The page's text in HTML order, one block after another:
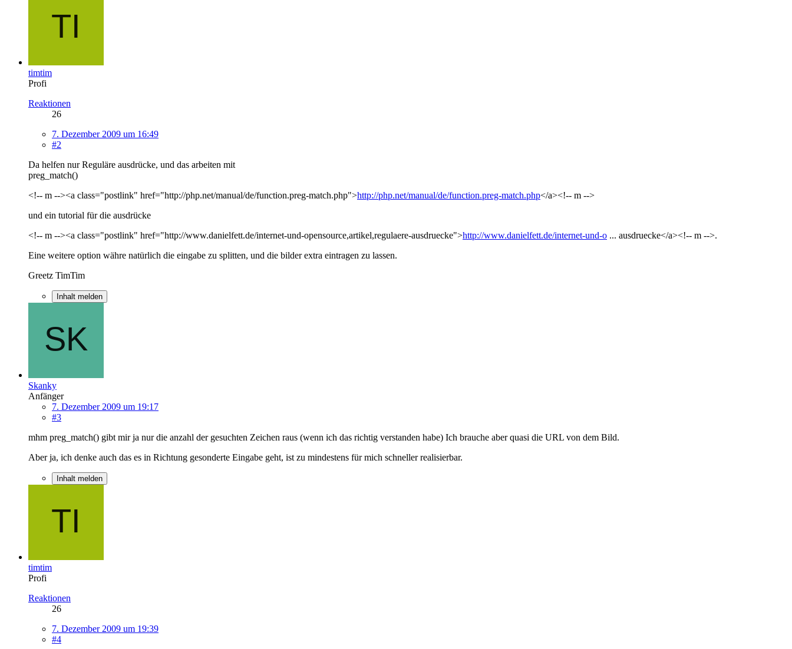
timtim
Profi
Reaktionen
26
7. Dezember 2009 um 16:49
#2
Da helfen nur Reguläre ausdrücke, und das arbeiten mit
preg_match()
<!-- m --><a class="postlink" href="http://php.net/manual/de/function.preg-match.php">http://php.net/manual/de/function.preg-match.php</a><!-- m -->
und ein tutorial für die ausdrücke
<!-- m --><a class="postlink" href="http://www.danielfett.de/internet-und-opensource,artikel,regulaere-ausdruecke">http://www.danielfett.de/internet-und-o ... ausdruecke</a><!-- m -->.
Eine weitere option währe natürlich die eingabe zu splitten, und die bilder extra eintragen zu lassen.
Greetz TimTim
Inhalt melden
Skanky
Anfänger
7. Dezember 2009 um 19:17
#3
mhm preg_match() gibt mir ja nur die anzahl der gesuchten Zeichen raus (wenn ich das richtig verstanden habe) Ich brauche aber quasi die URL von dem Bild.
Aber ja, ich denke auch das es in Richtung gesonderte Eingabe geht, ist zu mindestens für mich schneller realisierbar.
Inhalt melden
timtim
Profi
Reaktionen
26
7. Dezember 2009 um 19:39
#4